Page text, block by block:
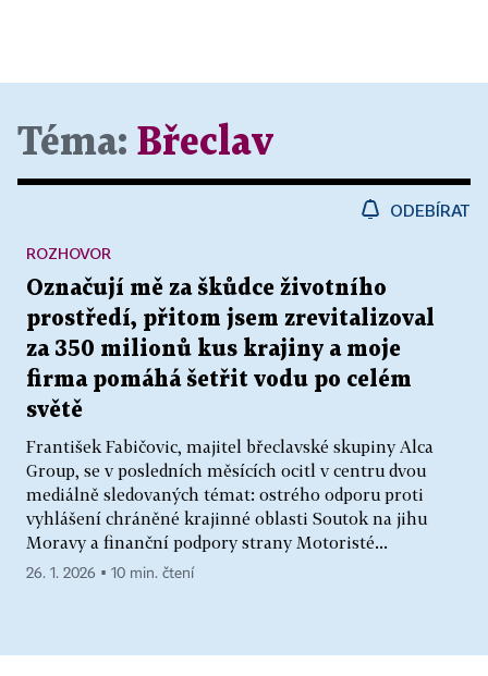
Téma: Břeclav
ODEBÍRAT
Označují mě za škůdce životního
prostředí, přitom jsem zrevitalizoval
za 350 milionů kus krajiny a moje
firma pomáhá šetřit vodu po celém
světě
František Fabičovic, majitel břeclavské skupiny Alca
Group, se v posledních měsících ocitl v centru dvou
mediálně sledovaných témat: ostrého odporu proti
vyhlášení chráněné krajinné oblasti Soutok na jihu
Moravy a finanční podpory strany Motoristé...
ROZHOVOR
26. 1. 2026 ▪ 10 min. čtení